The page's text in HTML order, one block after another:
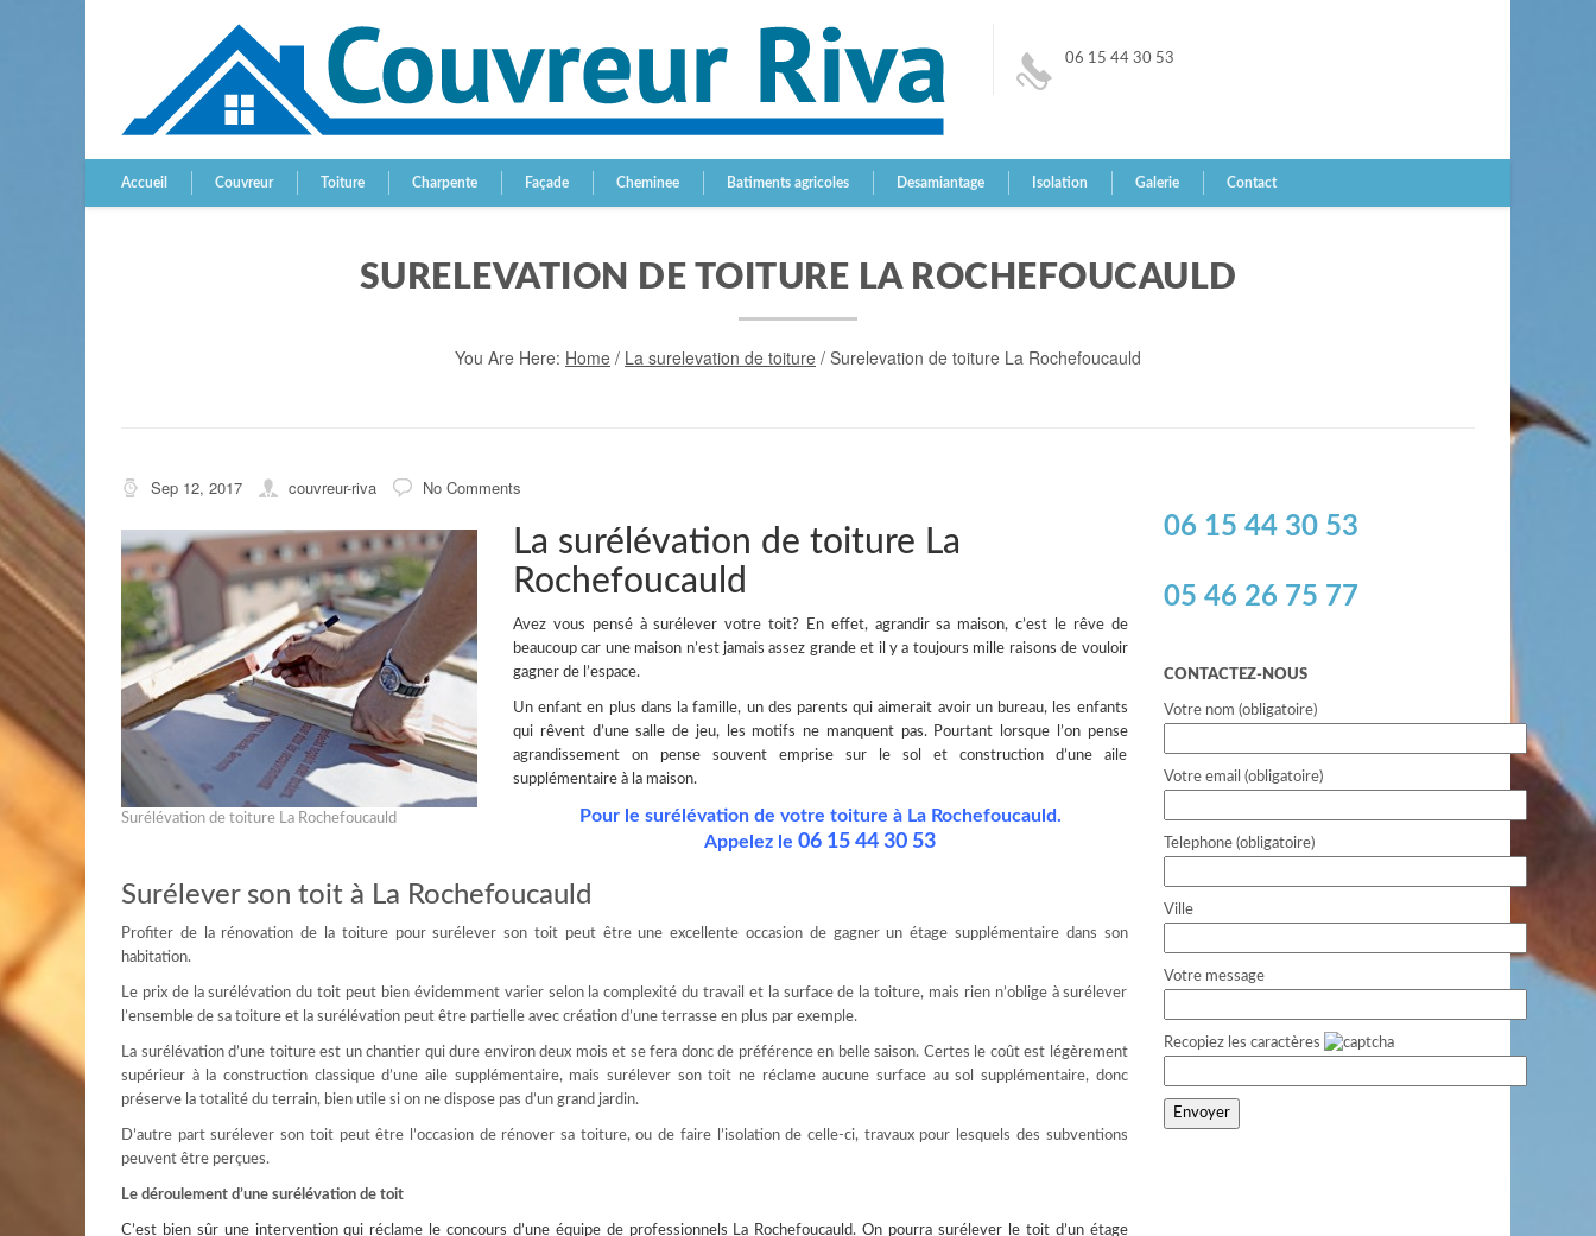
06 15 44 30 53
Accueil Couvreur Toiture Charpente Façade Cheminee Batiments agricoles Desamiantage Isolation Galerie Contact
SURELEVATION DE TOITURE LA ROCHEFOUCAULD
You Are Here: Home / La surelevation de toiture / Surelevation de toiture La Rochefoucauld
Sep 12, 2017 couvreur-riva No Comments
Surélévation de toiture La Rochefoucauld
La surélévation de toiture La
Rochefoucauld
Avez vous pensé àsurélever votre toit? En effet, agrandir sa maison, c’est le rêve de
beaucoup car une maison n’est jamais assez grande et il y a toujours mille raisons de vouloir
gagner de l’espace.
Un enfant en plus dans la famille, un des parents qui aimerait avoir un bureau, les enfants
qui rêvent d’une salle de jeu, les motifs ne manquent pas. Pourtant lorsque l’on pense
agrandissement on pense souvent emprise sur le sol et construction d’une aile
supplémentaire à la maison.
Pour le surélévation de votre toiture à La Rochefoucauld.
Appelez le06 15 44 30 53
Surélever son toit à La Rochefoucauld
Profiter de la rénovation de la toiture pour surélever son toit peut être une excellente occasion de gagner un étage supplémentaire dans son
habitation.
Le prix de la surélévation du toit peut bien évidemment varier selon la complexité du travail et la surface de la toiture, mais rien n’oblige à surélever
l’ensemble de sa toiture et la surélévation peut être partielle avec création d’une terrasse en plus par exemple.
La surélévation d’une toiture est un chantier qui dure environ deux mois et se fera donc de préférence en belle saison. Certes le coût est légèrement
supérieur à la construction classique d’une aile supplémentaire, mais surélever son toit ne réclame aucune surface au sol supplémentaire, donc
préserve la totalité du terrain, bien utile si on ne dispose pas d’un grand jardin.
D’autre part surélever son toit peut être l’occasion de rénover sa toiture, ou de faire l’isolation de celle-ci, travaux pour lesquels des subventions
peuvent être perçues.
Le déroulement d’une surélévation de toit
C’est bien sûr une intervention qui réclame le concours d’une équipe de professionnels La Rochefoucauld. On pourra surélever le toit d’un étage
06 15 44 30 53
05 46 26 75 77
CONTACTEZ-NOUS
Votre nom (obligatoire)
Votre email (obligatoire)
Telephone (obligatoire)
Ville
Votre message
Recopiez les caractères